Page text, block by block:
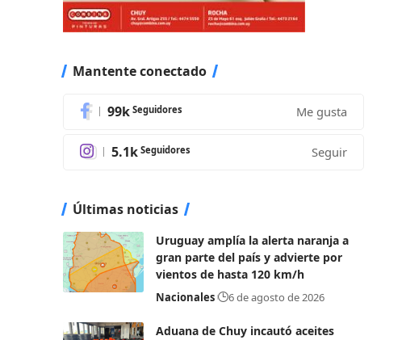
Mantente conectado
99k Seguidores Me gusta
5.1k Seguidores Seguir
Últimas noticias
Uruguay amplía la alerta naranja a
gran parte del país y advierte por
vientos de hasta 120 km/h
Nacionales 6 de agosto de 2026
Aduana de Chuy incautó aceites